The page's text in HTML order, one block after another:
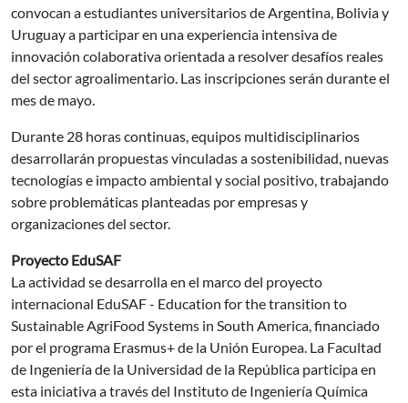
convocan a estudiantes universitarios de Argentina, Bolivia y
Uruguay a participar en una experiencia intensiva de
innovación colaborativa orientada a resolver desafíos reales
del sector agroalimentario. Las inscripciones serán durante el
mes de mayo.
Durante 28 horas continuas, equipos multidisciplinarios
desarrollarán propuestas vinculadas a sostenibilidad, nuevas
tecnologías e impacto ambiental y social positivo, trabajando
sobre problemáticas planteadas por empresas y
organizaciones del sector.
Proyecto EduSAF
La actividad se desarrolla en el marco del proyecto
internacional EduSAF - Education for the transition to
Sustainable AgriFood Systems in South America, financiado
por el programa Erasmus+ de la Unión Europea. La Facultad
de Ingeniería de la Universidad de la República participa en
esta iniciativa a través del Instituto de Ingeniería Química